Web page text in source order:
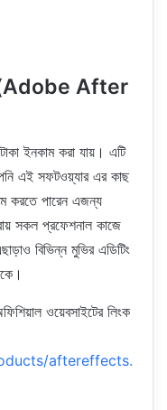
(Adobe After
ইনকাম করা যায়। এটি
এই সফটওয়্যার এর কাছ
করতে পারেন এজন্য
সকল প্রফেশনাল কাজে
বিভিন্ন মুভির এডিটিং
ওয়েবসাইটের লিংক
aftereffects.